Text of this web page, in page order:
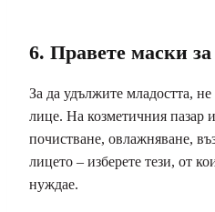
6. Правете маски
За да удължите младостта, не
лице. На козметичния пазар
почистване, овлажняване,
лицето – изберете тези, от
нуждае.